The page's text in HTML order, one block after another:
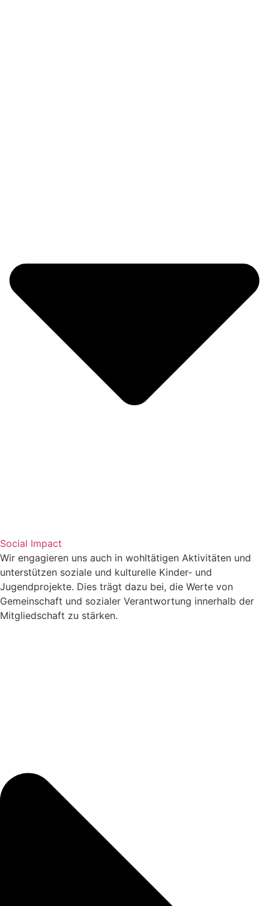
Social Impact
Wir engagieren uns auch in wohltätigen Aktivitäten und
unterstützen soziale und kulturelle Kinder- und
Jugendprojekte. Dies trägt dazu bei, die Werte von
Gemeinschaft und sozialer Verantwortung innerhalb der
Mitgliedschaft zu stärken.